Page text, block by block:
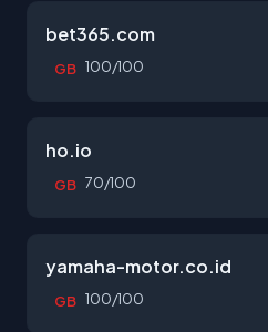
bet365.com
GB 100/100
ho.io
GB 70/100
yamaha-motor.co.id
GB 100/100